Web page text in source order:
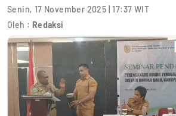
Senin, 17 November 2025 | 17:37 WIT
Oleh : Redaksi